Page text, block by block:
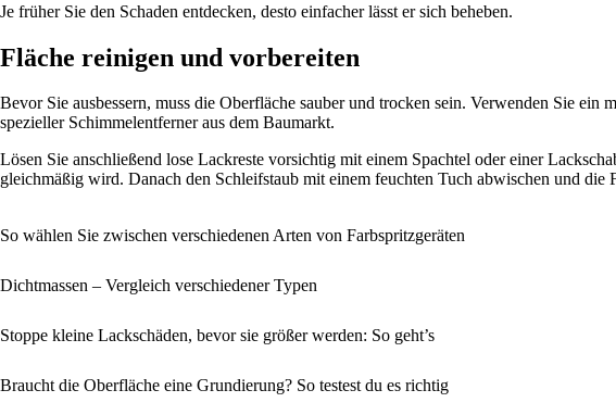
Je früher Sie den Schaden entdecken, desto einfacher lässt er sich beheben.
Fläche reinigen und vorbereiten
Bevor Sie ausbessern, muss die Oberfläche sauber und trocken sein. Verwenden Sie
spezieller Schimmelentferner aus dem Baumarkt.
Lösen Sie anschließend lose Lackreste vorsichtig mit einem Spachtel oder einer
gleichmäßig wird. Danach den Schleifstaub mit einem feuchten Tuch abwischen und die
So wählen Sie zwischen verschiedenen Arten von Farbspritzgeräten
Dichtmassen – Vergleich verschiedener Typen
Stoppe kleine Lackschäden, bevor sie größer werden: So geht’s
Braucht die Oberfläche eine Grundierung? So testest du es richtig